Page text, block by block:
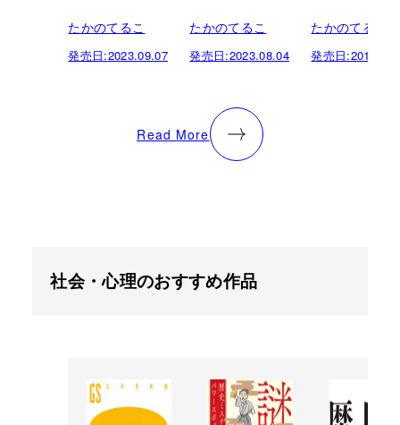
たかのてるこ
発売日:2023.09.07
たかのてるこ
発売日:2023.08.04
たかのてるこ
発売日:
Read More
社会・心理のおすすめ作品